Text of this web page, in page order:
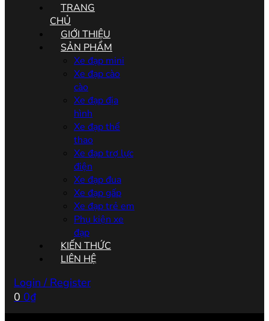
Menu
TRANG
CHỦ
GIỚI THIỆU
SẢN PHẨM
Xe đạp mini
Xe đạp cào
cào
Xe đạp địa
hình
Xe đạp thể
thao
Xe đạp trợ lực
điện
Xe đạp đua
Xe đạp gấp
Xe đạp trẻ em
Phụ kiện xe
đạp
KIẾN THỨC
LIÊN HỆ
Login / Register
0 0₫